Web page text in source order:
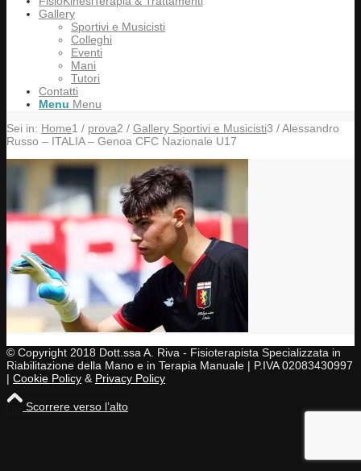
Gallery
Sportivi e Musicisti
Colleghi
Eventi
Mani
Tutori
Contatti
Menu Menu
Sei in: Home1 / prova2 / Gallery Sportivi e Musicisti3 /Alessandro
Russo – ITALIA – Genoa CFC Nazionale U17
© Copyright 2018 Dott.ssa A. Riva - Fisioterapista Specializzata in
Riabilitazione della Mano e in Terapia Manuale | P.IVA 02083430997
| Cookie Policy & Privacy Policy
Scorrere verso l’alto